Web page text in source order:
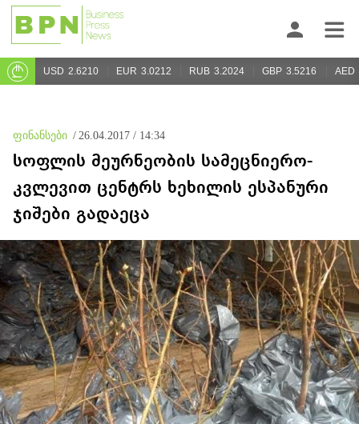
USD 2.6210 EUR 3.0212 RUB 3.2024 GBP 3.5216 AED
ფინანსები / 26.04.2017 / 14:34
სოფლის მეურნეობის სამეცნიერო-
კვლევით ცენტრს ხეხილის ესპანური
ჯიშები გადაეცა